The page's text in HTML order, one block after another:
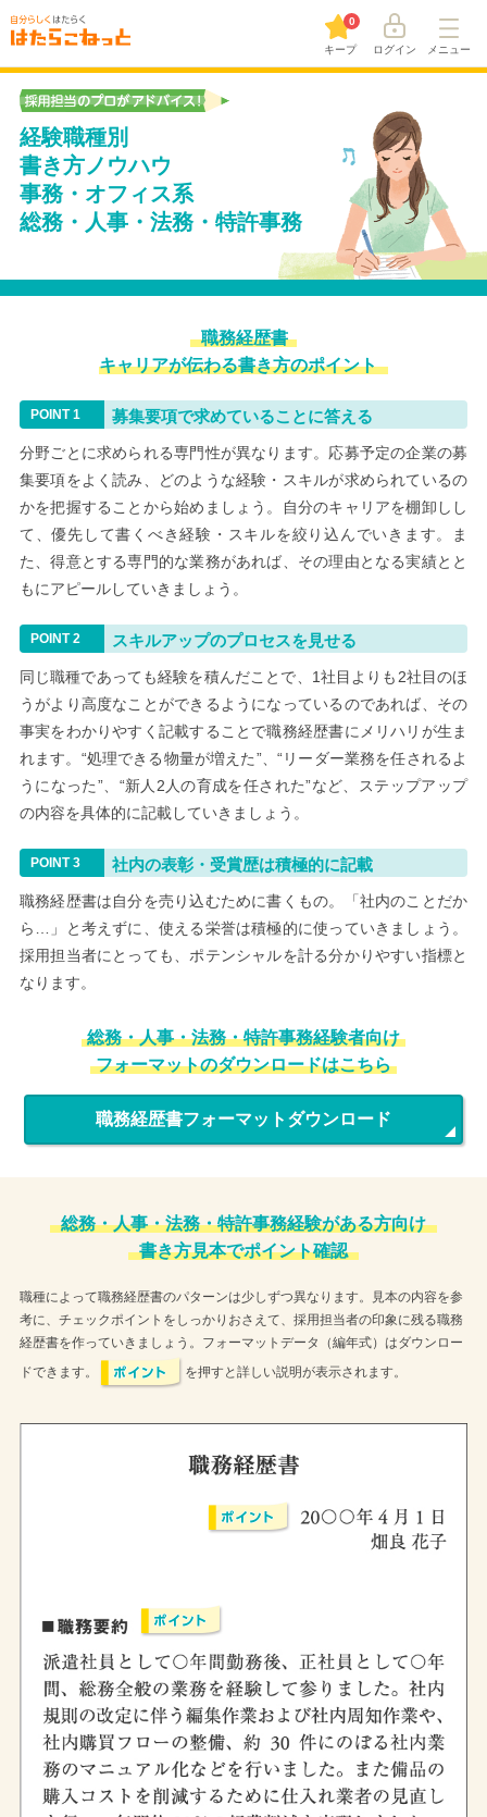
キープ
0
ログイン メニュー
経験職種別
書き方ノウハウ
事務・オフィス系
総務・人事・法務・特許事務
職務経歴書
キャリアが伝わる書き方のポイント
募集要項で求めていることに答える
分野ごとに求められる専門性が異なります。応募予定の企業の募
集要項をよく読み、どのような経験・スキルが求められているの
かを把握することから始めましょう。自分のキャリアを棚卸しし
て、優先して書くべき経験・スキルを絞り込んでいきます。ま
た、得意とする専門的な業務があれば、その理由となる実績とと
もにアピールしていきましょう。
スキルアップのプロセスを見せる
同じ職種であっても経験を積んだことで、1社目よりも2社目のほ
うがより高度なことができるようになっているのであれば、その
事実をわかりやすく記載することで職務経歴書にメリハリが生ま
れます。“処理できる物量が増えた”、“リーダー業務を任されるよ
うになった”、“新人2人の育成を任された”など、ステップアップ
の内容を具体的に記載していきましょう。
社内の表彰・受賞歴は積極的に記載
職務経歴書は自分を売り込むために書くもの。「社内のことだか
ら…」と考えずに、使える栄誉は積極的に使っていきましょう。
採用担当者にとっても、ポテンシャルを計る分かりやすい指標と
なります。
総務・人事・法務・特許事務経験者向け
フォーマットのダウンロードはこちら
職務経歴書フォーマットダウンロード
総務・人事・法務・特許事務経験がある方向け
書き方見本でポイント確認
職種によって職務経歴書のパターンは少しずつ異なります。見本の内容を参
考に、チェックポイントをしっかりおさえて、採用担当者の印象に残る職務
経歴書を作っていきましょう。フォーマットデータ（編年式）はダウンロー
ドできます。
を押すと詳しい説明が表示されます。